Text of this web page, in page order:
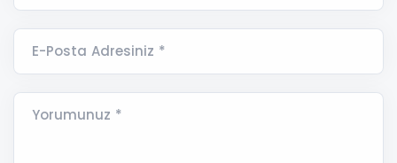
E-Posta Adresiniz *
Yorumunuz *